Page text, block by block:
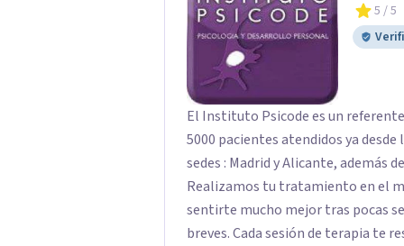
5 / 5
El Instituto Psicode es un
5000 pacientes atendidos ya
sedes : Madrid y Alicante, además
Realizamos tu tratamiento en el
sentirte mucho mejor tras pocas
breves. Cada sesión de terapia te